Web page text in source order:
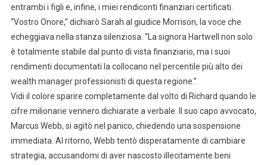
entrambi i figli e, infine, i miei rendiconti finanziari certificati.
“Vostro Onore,” dichiarò Sarah al giudice Morrison, la voce che
echeggiava nella stanza silenziosa. “La signora Hartwell non solo
è totalmente stabile dal punto di vista finanziario, ma i suoi
rendimenti documentati la collocano nel percentile più alto dei
wealth manager professionisti di questa regione.”
Vidi il colore sparire completamente dal volto di Richard quando le
cifre milionarie vennero dichiarate a verbale. Il suo capo avvocato,
Marcus Webb, si agitò nel panico, chiedendo una sospensione
immediata. Al ritorno, Webb tentò disperatamente di cambiare
strategia, accusandomi di aver nascosto illecitamente beni